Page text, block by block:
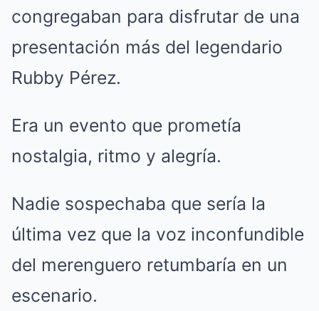
congregaban para disfrutar de una
presentación más del legendario
Rubby Pérez.
Era un evento que prometía
nostalgia, ritmo y alegría.
Nadie sospechaba que sería la
última vez que la voz inconfundible
del merenguero retumbaría en un
escenario.